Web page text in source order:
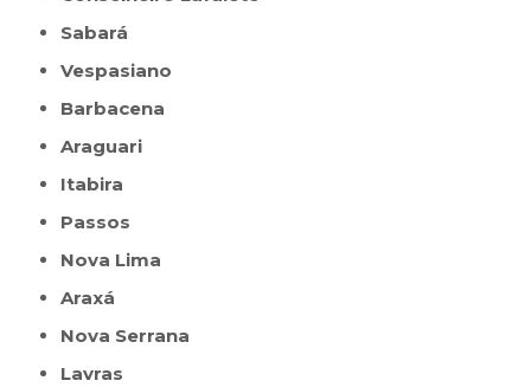
Sabará
Vespasiano
Barbacena
Araguari
Itabira
Passos
Nova Lima
Araxá
Nova Serrana
Lavras